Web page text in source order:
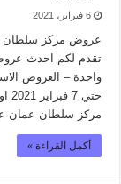
6 فبراير، 2021
تقدم لكم احدث
مركز سلطان
أكمل القراءة »